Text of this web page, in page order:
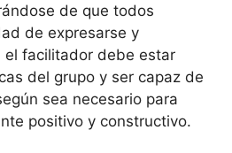
de que todos
de expresarse y
el facilitador debe estar
del grupo y ser capaz de
sea necesario para
positivo y constructivo.